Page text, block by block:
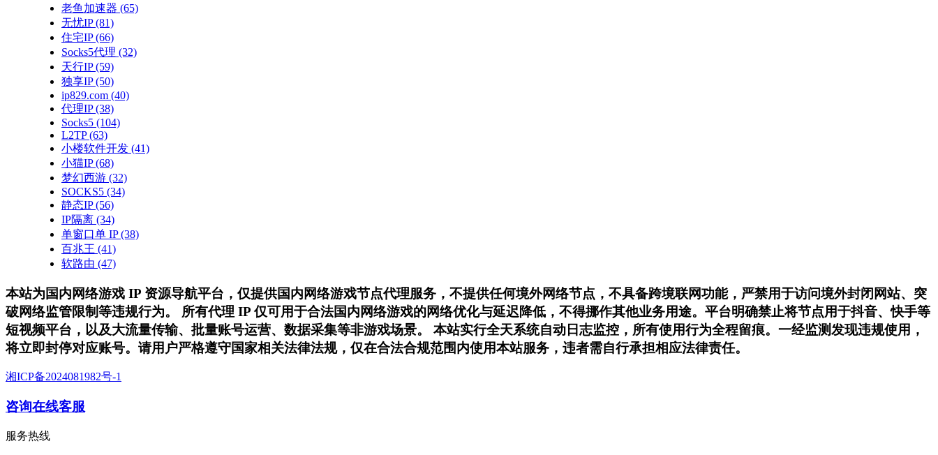
老鱼加速器 (65)
无忧IP(81)
住宅IP(66)
Socks5代理 (32)
天行IP(59)
独享IP(50)
ip829.com (40)
代理IP(38)
Socks5 (104)
L2TP(63)
小楼软件开发 (41)
小猫IP(68)
梦幻西游 (32)
SOCKS5 (34)
静态IP(56)
IP隔离 (34)
单窗口单 IP(38)
百兆王 (41)
软路由 (47)
本站为国内网络游戏 IP 资源导航平台，仅提供国内网络游戏节点代理服务，不提供任何境外网络节点，不具备跨境联网功能，严禁用于访问境外封闭网站、突
破网络监管限制等违规行为。 所有代理 IP 仅可用于合法国内网络游戏的网络优化与延迟降低，不得挪作其他业务用途。平台明确禁止将节点用于抖音、快手等
短视频平台，以及大流量传输、批量账号运营、数据采集等非游戏场景。 本站实行全天系统自动日志监控，所有使用行为全程留痕。一经监测发现违规使用，
将立即封停对应账号。请用户严格遵守国家相关法律法规，仅在合法合规范围内使用本站服务，违者需自行承担相应法律责任。
湘ICP备2024081982号-1
咨询在线客服
服务热线